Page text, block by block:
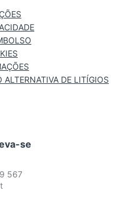
ALTERNATIVA DE LITÍGIOS
se
567